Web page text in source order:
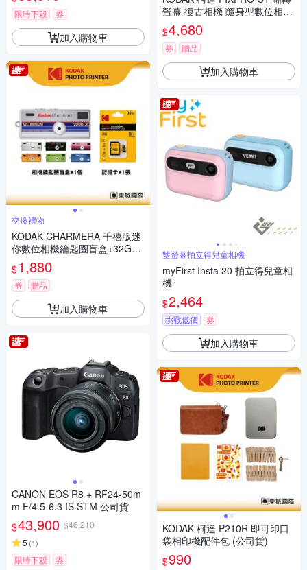
限時下殺
券
加入購物車
交換禮物
KODAK CHARMERA 千禧版迷
你數位相機鑰匙圈盲盒+32G記
憶卡組
$1,880
券 贈品
加入購物車
CANON EOS R8 + RF24-50m
m F/4.5-6.3 IS STM 公司貨
$43,900 $46,210
5 (1)
限時下殺 券
螢幕 復古相機 隨身型數位相機
+ 64G記憶卡組
$4,680
券 贈品
加入購物車
雙螢幕拍立得兒童相機
myFirst Insta 20 拍立得兒童相
機
$2,464
挑戰低價 券
加入購物車
KODAK 柯達 P210R 即可印口
袋相印機配件包 (公司貨)
$990